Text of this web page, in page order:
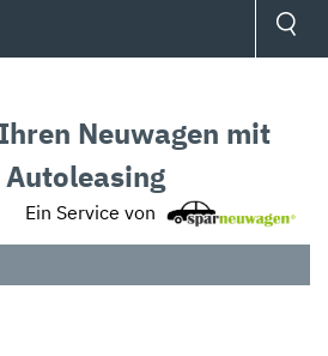
Neuwagen mit
Ein Service von